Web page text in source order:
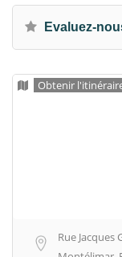
Evaluez-
Obtenir
Rue Jacques